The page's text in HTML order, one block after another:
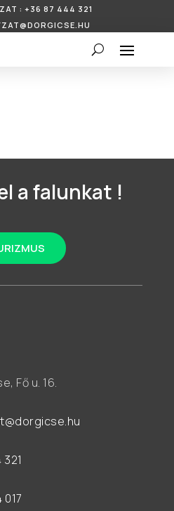
: +36 87 444 321
a falunkat !
Fő u. 16.